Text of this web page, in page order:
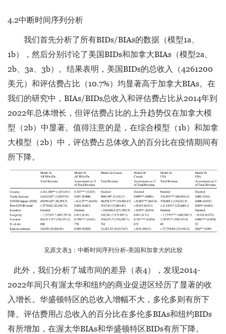
4.2中断时间序列分析
我们首先分析了所有BIDs/BIAs的数据（模型1a、
1b），然后分别讨论了美国BIDs和加拿大BIAs（模型2a、
2b、3a、3b）。结果表明，美国BIDs的总收入（4261200
美元）和评估费占比（10.7%）均显著高于加拿大BIAs。在
我们的研究中，BIAs/BIDs总收入和评估费占比从2014年到
2022年总体增长，但评估费占比的上升趋势仅在加拿大模
型（2b）中显著。值得注意的是，在综合模型（1b）和加拿
大模型（2b）中，评估费占总体收入的百分比在疫情期间有
所下降。
见原文表3：中断时间序列分析-美国和加拿大的比较
此外，我们分析了城市间的差异（表4），发现2014-
2022年间只有渥太华和纽约的商业促进区经历了显著的收
入增长。华盛顿特区的总收入增幅不大，多伦多则有所下
降。评估费用占总收入的百分比在多伦多BIAs和纽约BIDs
有所增加，在渥太华BIAs和华盛顿特区BIDs有所下降。